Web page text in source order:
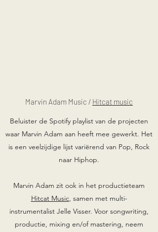
Marvin Adam Music / Hitcat music
Beluister de Spotify playlist van de projecten
waar Marvin Adam aan heeft mee gewerkt. Het
is een veelzijdige lijst variërend van Pop, Rock
naar Hiphop.
Marvin Adam zit ook in het productieteam
Hitcat Music, samen met multi-
instrumentalist Jelle Visser. Voor songwriting,
productie, mixing en/of mastering, neem